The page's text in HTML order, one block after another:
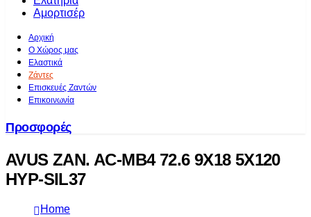
Αμορτισέρ
Αρχική
Ο Χώρος μας
Ελαστικά
Ζάντες
Επισκευές Ζαντών
Επικοινωνία
Προσφορές
AVUS ZAN. AC-MB4 72.6 9X18 5X120
HYP-SIL37
Home